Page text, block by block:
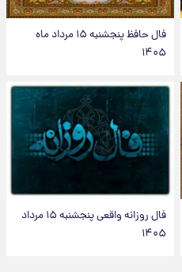
فال حافظ پنجشنبه ۱۵ مرداد ماه
۱۴۰۵
فال روزانه واقعی پنجشنبه ۱۵ مرداد
۱۴۰۵